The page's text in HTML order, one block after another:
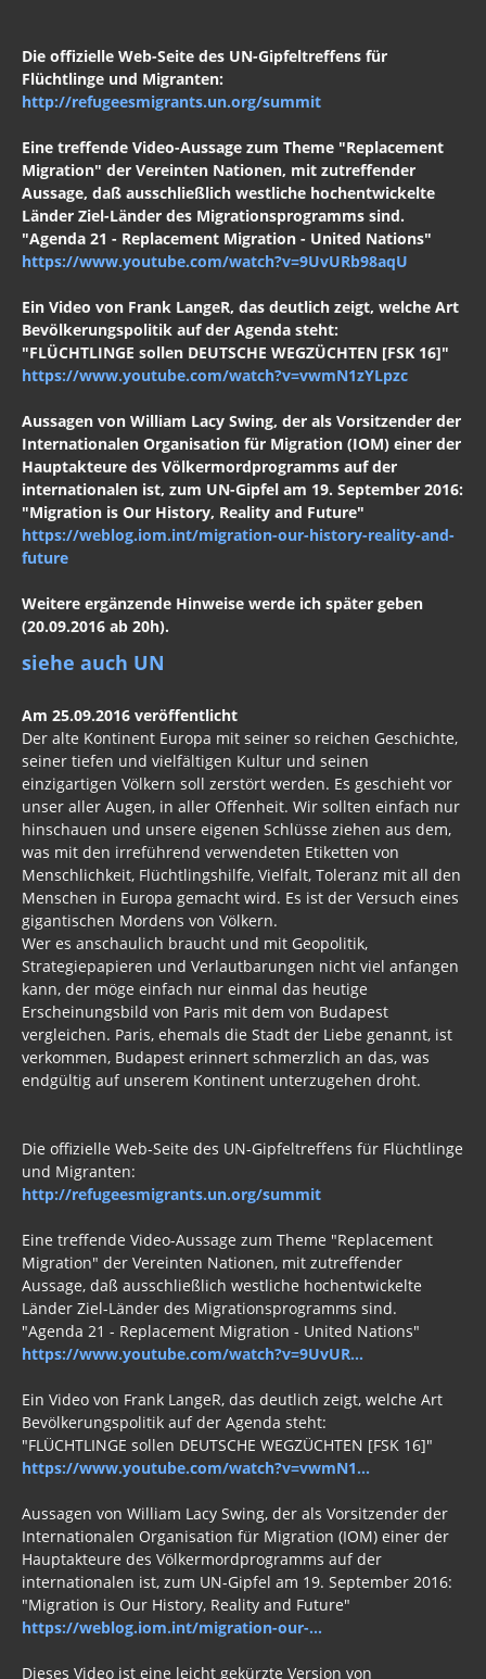
Die offizielle Web-Seite des UN-Gipfeltreffens für
Flüchtlinge und Migranten:
http://refugeesmigrants.un.org/summit
Eine treffende Video-Aussage zum Theme "Replacement
Migration" der Vereinten Nationen, mit zutreffender
Aussage, daß ausschließlich westliche hochentwickelte
Länder Ziel-Länder des Migrationsprogramms sind.
"Agenda 21 - Replacement Migration - United Nations"
https://www.youtube.com/watch?v=9UvURb98aqU
Ein Video von Frank LangeR, das deutlich zeigt, welche Art
Bevölkerungspolitik auf der Agenda steht:
"FLÜCHTLINGE sollen DEUTSCHE WEGZÜCHTEN [FSK 16]"
https://www.youtube.com/watch?v=vwmN1zYLpzc
Aussagen von William Lacy Swing, der als Vorsitzender der
Internationalen Organisation für Migration (IOM) einer der
Hauptakteure des Völkermordprogramms auf der
internationalen ist, zum UN-Gipfel am 19. September 2016:
"Migration is Our History, Reality and Future"
https://weblog.iom.int/migration-our-history-reality-and-
future
Weitere ergänzende Hinweise werde ich später geben
(20.09.2016 ab 20h).
siehe auch UN
Am 25.09.2016 veröffentlicht
Der alte Kontinent Europa mit seiner so reichen Geschichte,
seiner tiefen und vielfältigen Kultur und seinen
einzigartigen Völkern soll zerstört werden. Es geschieht vor
unser aller Augen, in aller Offenheit. Wir sollten einfach nur
hinschauen und unsere eigenen Schlüsse ziehen aus dem,
was mit den irreführend verwendeten Etiketten von
Menschlichkeit, Flüchtlingshilfe, Vielfalt, Toleranz mit all den
Menschen in Europa gemacht wird. Es ist der Versuch eines
gigantischen Mordens von Völkern.
Wer es anschaulich braucht und mit Geopolitik,
Strategiepapieren und Verlautbarungen nicht viel anfangen
kann, der möge einfach nur einmal das heutige
Erscheinungsbild von Paris mit dem von Budapest
vergleichen. Paris, ehemals die Stadt der Liebe genannt, ist
verkommen, Budapest erinnert schmerzlich an das, was
endgültig auf unserem Kontinent unterzugehen droht.
Die offizielle Web-Seite des UN-Gipfeltreffens für Flüchtlinge
und Migranten:
http://refugeesmigrants.un.org/summit
Eine treffende Video-Aussage zum Theme "Replacement
Migration" der Vereinten Nationen, mit zutreffender
Aussage, daß ausschließlich westliche hochentwickelte
Länder Ziel-Länder des Migrationsprogramms sind.
"Agenda 21 - Replacement Migration - United Nations"
https://www.youtube.com/watch?v=9UvUR...
Ein Video von Frank LangeR, das deutlich zeigt, welche Art
Bevölkerungspolitik auf der Agenda steht:
"FLÜCHTLINGE sollen DEUTSCHE WEGZÜCHTEN [FSK 16]"
https://www.youtube.com/watch?v=vwmN1...
Aussagen von William Lacy Swing, der als Vorsitzender der
Internationalen Organisation für Migration (IOM) einer der
Hauptakteure des Völkermordprogramms auf der
internationalen ist, zum UN-Gipfel am 19. September 2016:
"Migration is Our History, Reality and Future"
https://weblog.iom.int/migration-our-...
Dieses Video ist eine leicht gekürzte Version von